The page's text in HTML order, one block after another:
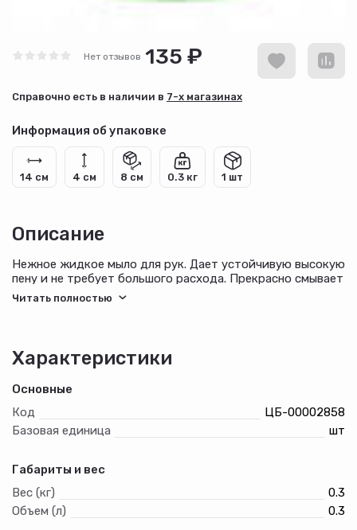
Нет отзывов 135 ₽
Cправочно есть в наличии в 7-х магазинах
Информация об упаковке
14 см 4 см 8 см 0.3 кг 1 шт
Описание
Нежное жидкое мыло для рук. Дает устойчивую высокую
пену и не требует большого расхода. Прекрасно смывает
любые загрязнения, в том числе животный и
ароматами.
Характеристики
Основные
Код
ЦБ-00002858
Базовая единица
шт
Габариты и вес
Вес (кг)
0.3
Объем (л)
0.3